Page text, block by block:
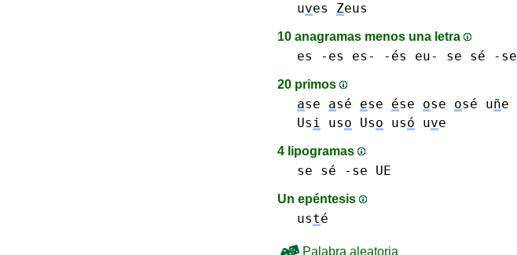
uves Zeus
10 anagramas menos una letra
es -es es- -és eu- se sé -se
20 primos
ase asé ese ése ose osé uñe
Usi uso Uso usó uve
4 lipogramas
se sé -se UE
Un epéntesis
usté
Palabra aleatoria